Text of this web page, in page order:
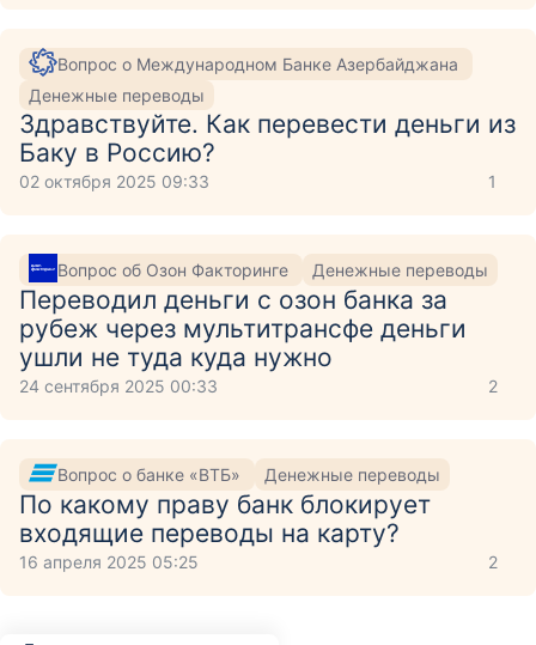
Вопрос о Международном Банке Азербайджана
Денежные переводы
Здравствуйте. Как перевести деньги из
Баку в Россию?
02 октября 2025 09:33 1
Вопрос об Озон Факторинге Денежные переводы
Переводил деньги с озон банка за
рубеж через мультитрансфе деньги
ушли не туда куда нужно
24 сентября 2025 00:33 2
Вопрос о банке «ВТБ» Денежные переводы
По какому праву банк блокирует
входящие переводы на карту?
16 апреля 2025 05:25 2